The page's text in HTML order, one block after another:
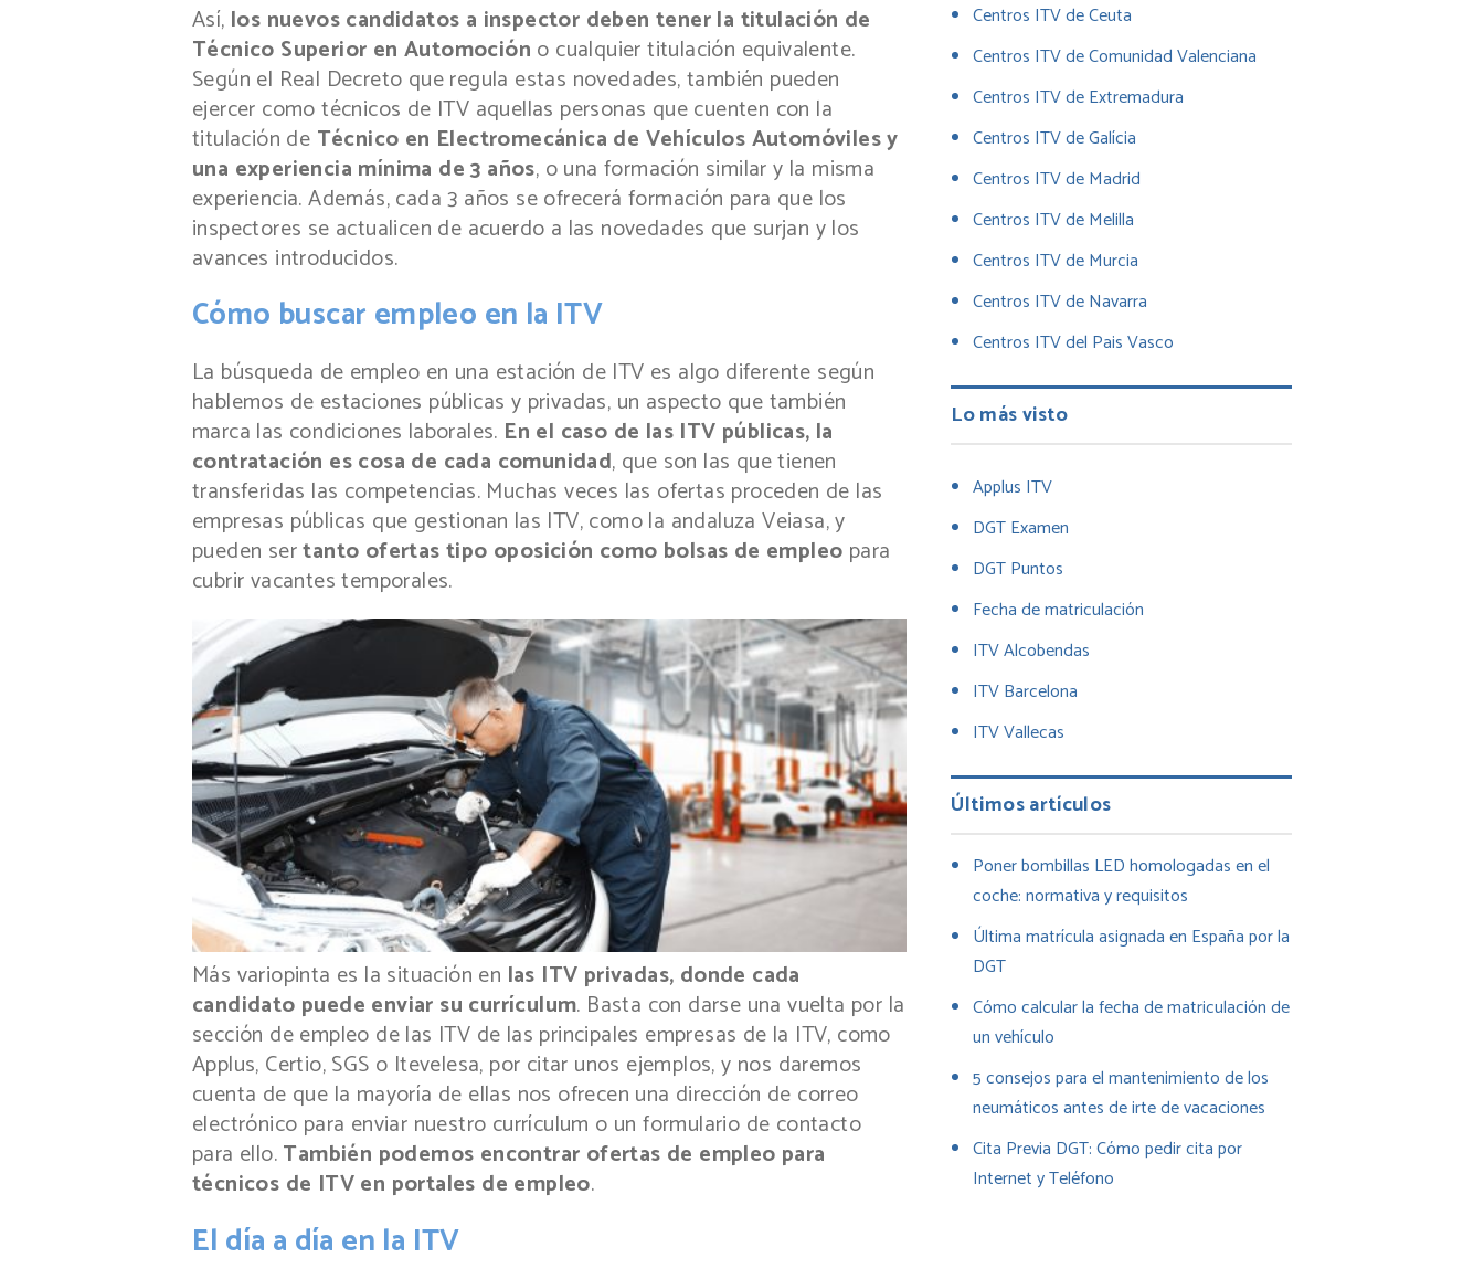
Así, los nuevos candidatos a inspector deben tener la titulación de
Técnico Superior en Automoción o cualquier titulación equivalente.
Según el Real Decreto que regula estas novedades, también pueden
ejercer como técnicos de ITV aquellas personas que cuenten con la
titulación de Técnico en Electromecánica de Vehículos Automóviles y
una experiencia mínima de 3 años, o una formación similar y la misma
experiencia. Además, cada 3 años se ofrecerá formación para que los
inspectores se actualicen de acuerdo a las novedades que surjan y los
avances introducidos.
Cómo buscar empleo en la ITV
La búsqueda de empleo en una estación de ITV es algo diferente según
hablemos de estaciones públicas y privadas, un aspecto que también
marca las condiciones laborales. En el caso de las ITV públicas, la
contratación es cosa de cada comunidad, que son las que tienen
transferidas las competencias. Muchas veces las ofertas proceden de las
empresas públicas que gestionan las ITV, como la andaluza Veiasa, y
pueden sertanto ofertas tipo oposición como bolsas de empleo para
cubrir vacantes temporales.
Más variopinta es la situación en las ITV privadas, donde cada
candidato puede enviar su currículum. Basta con darse una vuelta por la
sección de empleo de las ITV de las principales empresas de la ITV, como
Applus, Certio, SGS o Itevelesa, por citar unos ejemplos, y nos daremos
cuenta de que la mayoría de ellas nos ofrecen una dirección de correo
electrónico para enviar nuestro currículum o un formulario de contacto
para ello.También podemos encontrar ofertas de empleo para
técnicos de ITV en portales de empleo.
El día a día en la ITV
Centros ITV de Ceuta
Centros ITV de Comunidad Valenciana
Centros ITV de Extremadura
Centros ITV de Galícia
Centros ITV de Madrid
Centros ITV de Melilla
Centros ITV de Murcia
Centros ITV de Navarra
Centros ITV del Pais Vasco
Lo más visto
Applus ITV
DGT Examen
DGT Puntos
Fecha de matriculación
ITV Alcobendas
ITV Barcelona
ITV Vallecas
Últimos artículos
Poner bombillas LED homologadas en el
coche: normativa y requisitos
Última matrícula asignada en España por la
DGT
Cómo calcular la fecha de matriculación de
un vehículo
5 consejos para el mantenimiento de los
neumáticos antes de irte de vacaciones
Cita Previa DGT: Cómo pedir cita por
Internet y Teléfono